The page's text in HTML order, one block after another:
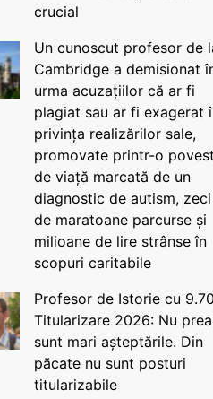
crucial
Un cunoscut profesor de
Cambridge a demisionat
urma acuzațiilor că ar fi
plagiat sau ar fi exagerat
privința realizărilor sale,
promovate printr-o
de viață marcată de un
diagnostic de autism, zeci
de maratoane parcurse și
milioane de lire strânse în
scopuri caritabile
Profesor de Istorie cu
Titularizare 2026: Nu prea
sunt mari așteptările. Din
păcate nu sunt posturi
titularizabile